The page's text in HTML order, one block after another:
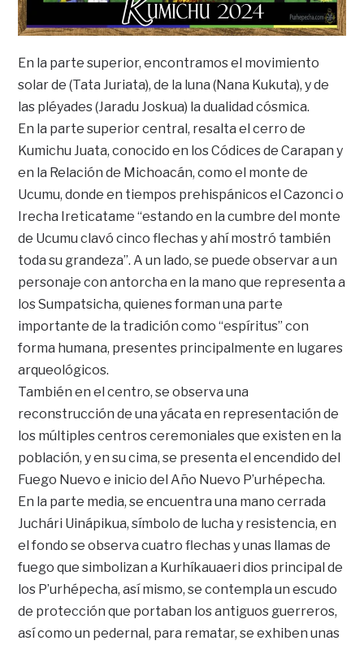
En la parte superior, encontramos el movimiento
solar de (Tata Juriata), de la luna (Nana Kukuta), y de
las pléyades (Jaradu Joskua) la dualidad cósmica.
En la parte superior central, resalta el cerro de
Kumichu Juata, conocido en los Códices de Carapan y
en la Relación de Michoacán, como el monte de
Ucumu, donde en tiempos prehispánicos el Cazonci o
Irecha Ireticatame “estando en la cumbre del monte
de Ucumu clavó cinco flechas y ahí mostró también
toda su grandeza”. A un lado, se puede observar a un
personaje con antorcha en la mano que representa a
los Sumpatsicha, quienes forman una parte
importante de la tradición como “espíritus” con
forma humana, presentes principalmente en lugares
arqueológicos.
También en el centro, se observa una
reconstrucción de una yácata en representación de
los múltiples centros ceremoniales que existen en la
población, y en su cima, se presenta el encendido del
Fuego Nuevo e inicio del Año Nuevo P’urhépecha.
En la parte media, se encuentra una mano cerrada
Juchári Uinápikua, símbolo de lucha y resistencia, en
el fondo se observa cuatro flechas y unas llamas de
fuego que simbolizan a Kurhíkauaeri dios principal de
los P’urhépecha, así mismo, se contempla un escudo
de protección que portaban los antiguos guerreros,
así como un pedernal, para rematar, se exhiben unas